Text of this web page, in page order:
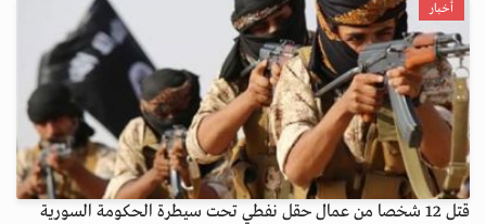
أخبار
قتل 12 شخصا من عمال حقل نفطي تحت سيطرة الحكومة السورية